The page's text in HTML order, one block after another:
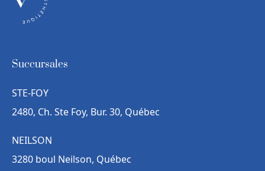
Succursales
STE-FOY
2480, Ch. Ste Foy, Bur. 30, Québec
NEILSON
3280 boul Neilson, Québec